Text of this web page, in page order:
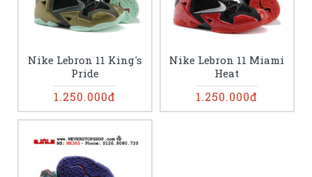
Nike Lebron 11 King's
Pride
1.250.000đ
Nike Lebron 11 Miami
Heat
1.250.000đ